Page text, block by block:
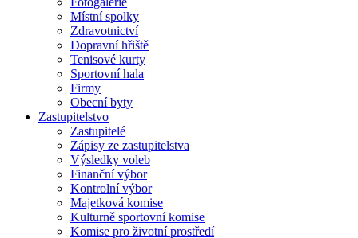
Místní spolky
Zdravotnictví
Dopravní hřiště
Tenisové kurty
Sportovní hala
Firmy
Obecní byty
Zastupitelstvo
Zastupitelé
Zápisy ze zastupitelstva
Výsledky voleb
Finanční výbor
Kontrolní výbor
Majetková komise
Kulturně sportovní komise
Komise pro životní prostředí